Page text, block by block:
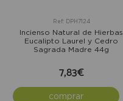
Ref: DPH7124
Incienso Natural de Hierbas
Eucalipto Laurel y Cedro
Sagrada Madre 44g
7,83€
comprar